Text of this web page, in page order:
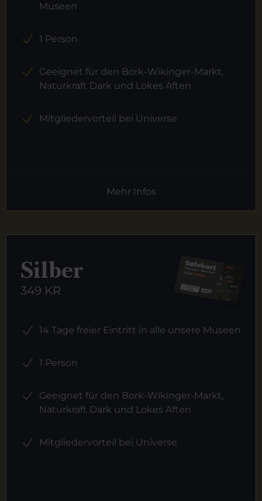
Museen
1 Person
Geeignet für den Bork-Wikinger-Markt,
Naturkraft Dark und Lokes Aften
Mitgliedervorteil bei Universe
Mehr Infos
Silber
349 KR
14 Tage freier Eintritt in alle unsere Museen
1 Person
Geeignet für den Bork-Wikinger-Markt,
Naturkraft Dark und Lokes Aften
Mitgliedervorteil bei Universe